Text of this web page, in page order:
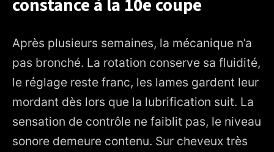
constance à la 10e coupe
Après plusieurs semaines, la mécanique n’a
pas bronché. La rotation conserve sa fluidité,
le réglage reste franc, les lames gardent leur
mordant dès lors que la lubrification suit. La
sensation de contrôle ne faiblit pas, le niveau
sonore demeure contenu. Sur cheveux très